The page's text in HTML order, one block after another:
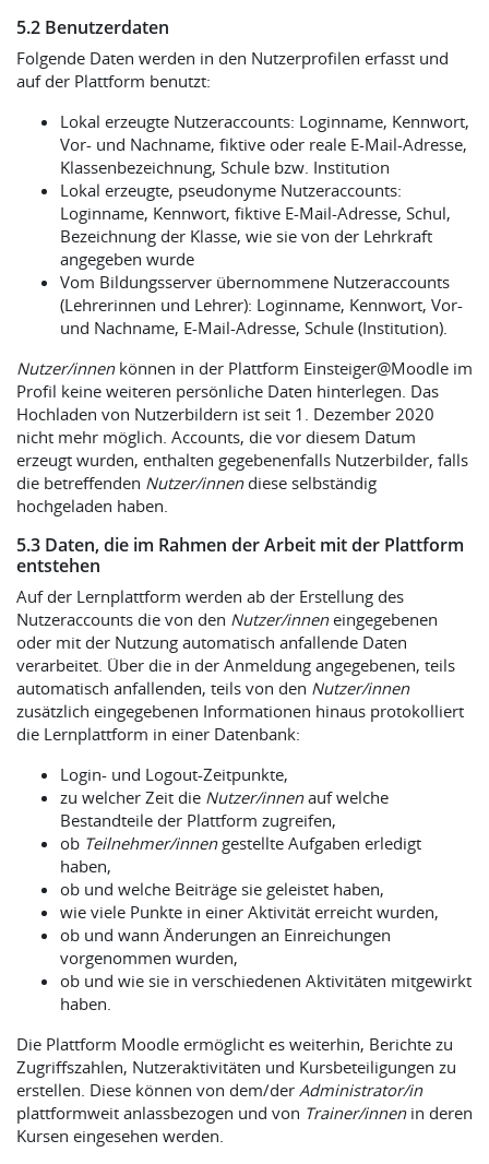
5.2 Benutzerdaten
Folgende Daten werden in den Nutzerprofilen erfasst und
auf der Plattform benutzt:
Lokal erzeugte Nutzeraccounts: Loginname, Kennwort,
Vor- und Nachname, fiktive oder reale E-Mail-Adresse,
Klassenbezeichnung, Schule bzw. Institution
Lokal erzeugte, pseudonyme Nutzeraccounts:
Loginname, Kennwort, fiktive E-Mail-Adresse, Schul,
Bezeichnung der Klasse, wie sie von der Lehrkraft
angegeben wurde
Vom Bildungsserver übernommene Nutzeraccounts
(Lehrerinnen und Lehrer): Loginname, Kennwort, Vor-
und Nachname, E-Mail-Adresse, Schule (Institution).
Nutzer/innenkönnen in der Plattform Einsteiger@Moodle im
Profil keine weiteren persönliche Daten hinterlegen. Das
Hochladen von Nutzerbildern ist seit 1. Dezember 2020
nicht mehr möglich. Accounts, die vor diesem Datum
erzeugt wurden, enthalten gegebenenfalls Nutzerbilder, falls
die betreffenden Nutzer/innendiese selbständig
hochgeladen haben.
5.3 Daten, die im Rahmen der Arbeit mit der Plattform
entstehen
Auf der Lernplattform werden ab der Erstellung des
Nutzeraccounts die von den Nutzer/inneneingegebenen
oder mit der Nutzung automatisch anfallende Daten
verarbeitet. Über die in der Anmeldung angegebenen, teils
automatisch anfallenden, teils von den Nutzer/innen
zusätzlich eingegebenen Informationen hinaus protokolliert
die Lernplattform in einer Datenbank:
Login- und Logout-Zeitpunkte,
zu welcher Zeit die Nutzer/innenauf welche
Bestandteile der Plattform zugreifen,
ob Teilnehmer/innengestellte Aufgaben erledigt
haben,
ob und welche Beiträge sie geleistet haben,
wie viele Punkte in einer Aktivität erreicht wurden,
ob und wann Änderungen an Einreichungen
vorgenommen wurden,
ob und wie sie in verschiedenen Aktivitäten mitgewirkt
haben.
Die Plattform Moodle ermöglicht es weiterhin, Berichte zu
Zugriffszahlen, Nutzeraktivitäten und Kursbeteiligungen zu
erstellen. Diese können von dem/der Administrator/in
plattformweit anlassbezogen und von Trainer/innenin deren
Kursen eingesehen werden.